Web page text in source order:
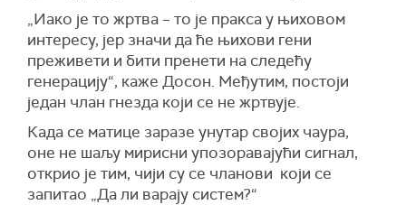
„Иако је то жртва – то је пракса у њиховом
интересу, јер значи да ће њихови гени
преживети и бити пренети на следећу
генерацију“, каже Досон. Међутим, постоји
један члан гнезда који се не жртвује.
Када се матице заразе унутар својих чаура,
оне не шаљу мирисни упозоравајући сигнал,
открио је тим, чији су се чланови који се
запитао „Да ли варају систем?“